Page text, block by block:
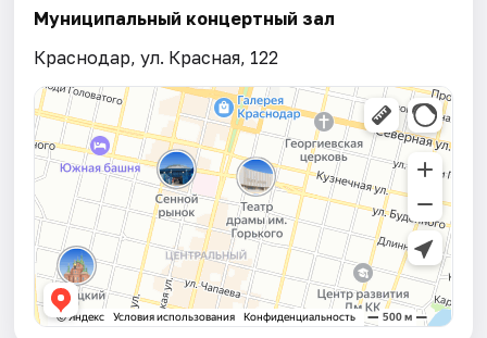
Муниципальный концертный зал
Краснодар, ул. Красная, 122